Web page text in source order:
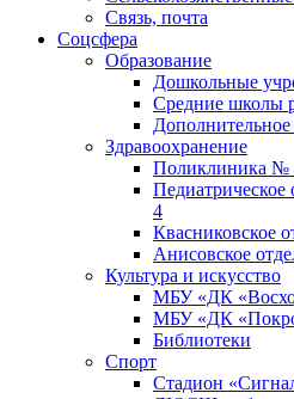
Связь, почта
Соцсфера
Образование
Дошкольные
Средние школы
Дополнительное
Здравоохранение
Поликлиника №
4
Квасниковское
Анисовское
Культура и искусство
МБУ «ДК
МБУ «ДК
Библиотеки
Спорт
Стадион